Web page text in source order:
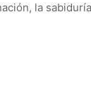
la